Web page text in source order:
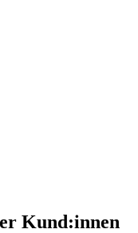
Kund:innen